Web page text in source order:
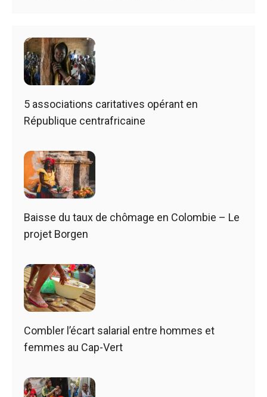
5 associations caritatives opérant en
République centrafricaine
Baisse du taux de chômage en Colombie – Le
projet Borgen
Combler l’écart salarial entre hommes et
femmes au Cap-Vert